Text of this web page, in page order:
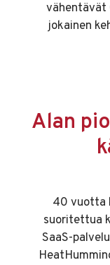
vähentävät
jokainen
Alan
40 vuotta
suoritettua
SaaS-